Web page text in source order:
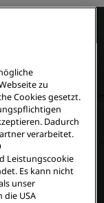
zu
Cookies gesetzt.
Dadurch
verarbeitet.
Leistungscookie
Es kann nicht
unser
USA